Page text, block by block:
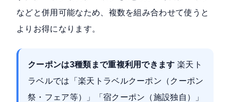
などと併用可能なため、複数を組み合わせて使うと
よりお得になります。
クーポンは3種類まで重複利用できます 楽天ト
ラベルでは「楽天トラベルクーポン（クーポン
祭・フェア等）」「宿クーポン（施設独自）」